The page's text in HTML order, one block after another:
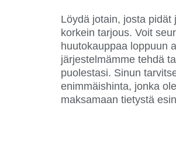
Löydä jotain, josta pidät
korkein tarjous. Voit
huutokauppaa loppuun
järjestelmämme tehdä
puolestasi. Sinun
enimmäishinta, jonka
maksamaan tietystä